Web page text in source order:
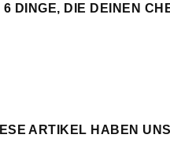
DINGE, DIE DEINEN
ARTIKEL HABEN